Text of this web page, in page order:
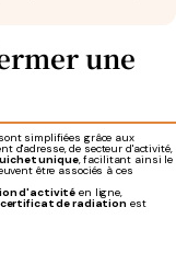
une
simplifiées grâce aux
d'adresse, de secteur d'activité,
unique, facilitant ainsi le
être associés à ces
d'activité en ligne,
certificat de radiationest